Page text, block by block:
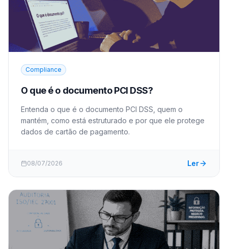
Compliance
O que é o documento PCI DSS?
Entenda o que é o documento PCI DSS, quem o
mantém, como está estruturado e por que ele protege
dados de cartão de pagamento.
08/07/2026 Ler